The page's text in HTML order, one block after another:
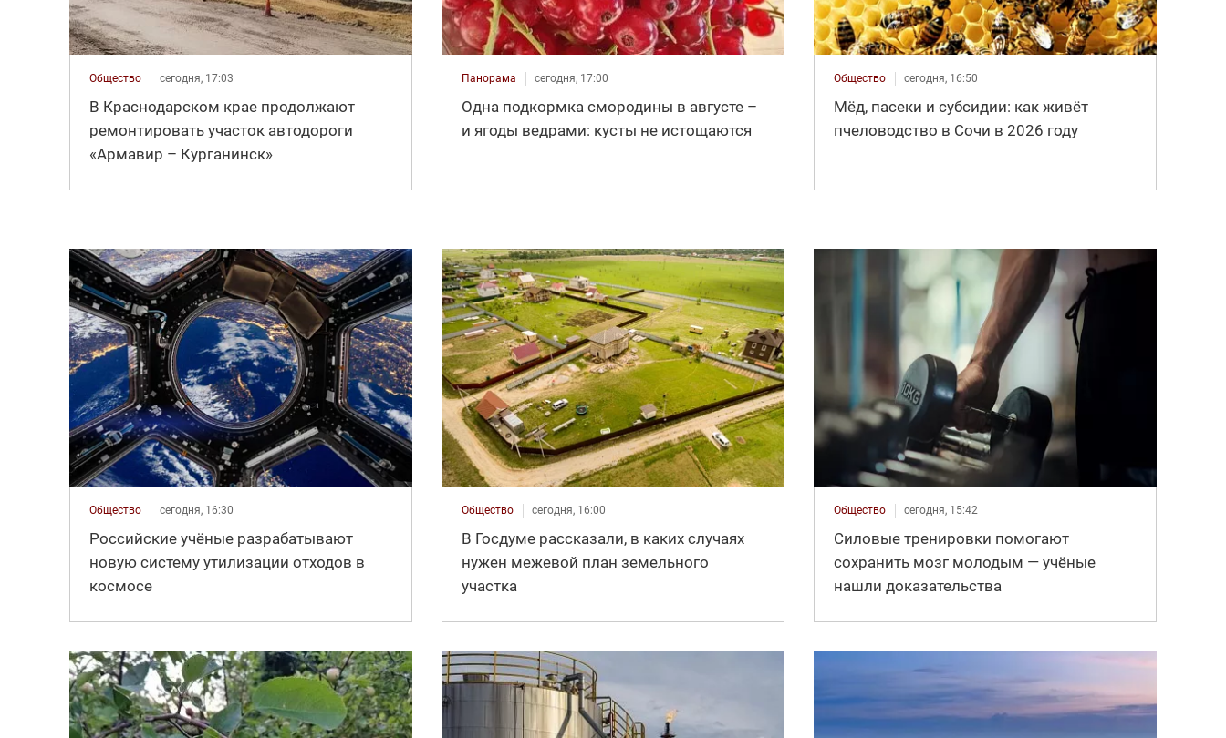
Общество сегодня, 17:03
В Краснодарском крае продолжают
ремонтировать участок автодороги
«Армавир – Курганинск»
Панорама сегодня, 17:00
Одна подкормка смородины в августе –
и ягоды ведрами: кусты не истощаются
Общество сегодня, 16:50
Мёд, пасеки и субсидии: как живёт
пчеловодство в Сочи в 2026 году
Общество сегодня, 16:30
Российские учёные разрабатывают
новую систему утилизации отходов в
космосе
Общество сегодня, 16:00
В Госдуме рассказали, в каких случаях
нужен межевой план земельного
участка
Общество сегодня, 15:42
Силовые тренировки помогают
сохранить мозг молодым — учёные
нашли доказательства